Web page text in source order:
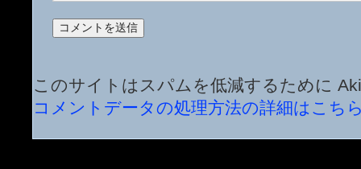
このサイトはスパムを低減するために
コメントデータの処理方法の詳細はこち